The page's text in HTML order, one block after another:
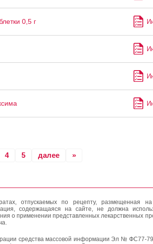
0,5 г
4 5 далее »
отпускаемых по рецепту, размещенная
содержащаяся на сайте, не должна
о применении представленных лекарственных
средства массовой информации Эл № ФС77-